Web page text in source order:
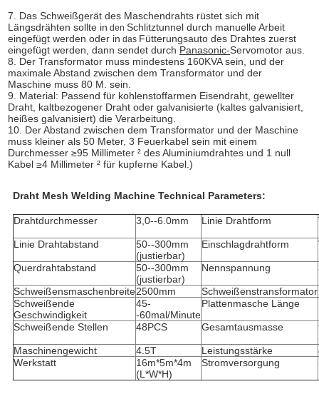
7. Das Schweißgerät des Maschendrahts rüstet sich mit
Längsdrähten sollte in denSchlitztunnel durch manuelle Arbeit
eingefügt werden oder in das Fütterungsauto des Drahtes zuerst
eingefügt werden, dann sendet durch Panasonic-Servomotor aus.
8. Der Transformator muss mindestens 160KVA sein, und der
maximale Abstand zwischen dem Transformator und der
Maschine muss 80 M. sein.
9. Material: Passend für kohlenstoffarmen Eisendraht, gewellter
Draht, kaltbezogener Draht oder galvanisierte (kaltes galvanisiert,
heißes galvanisiert) die Verarbeitung.
10. Der Abstand zwischen dem Transformator und der Maschine
muss kleiner als 50 Meter, 3 Feuerkabel sein mit einem
Durchmesser ≥95 Millimeter ² des Aluminiumdrahtes und 1 null
Kabel ≥4 Millimeter ² für kupferne Kabel.)
Draht Mesh Welding Machine Technical Parameters:
Drahtdurchmesser 3,0--6.0mm Linie Drahtform
Linie Drahtabstand
50--300mm
(justierbar)
Einschlagdrahtform
Querdrahtabstand
50--300mm
(justierbar)
Nennspannung
Schweißensmaschenbreite2500mm Schweißenstransformator
Schweißende
Geschwindigkeit
45-
-60mal/Minute
Plattenmasche Länge
Schweißende Stellen 48PCS Gesamtausmasse
Maschinengewicht
4.5T Leistungsstärke
Werkstatt
16m*5m*4m
(L*W*H)
Stromversorgung